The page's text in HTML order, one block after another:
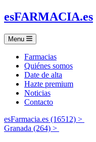
esFARMACIA.es
Menu
Farmacias
Quiénes somos
Date de alta
Hazte premium
Noticias
Contacto
esFarmacia.es (16512) >
Granada (264) >